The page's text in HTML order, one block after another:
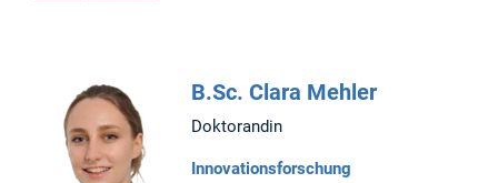
B.Sc. Clara Mehler
Doktorandin
Innovationsforschung